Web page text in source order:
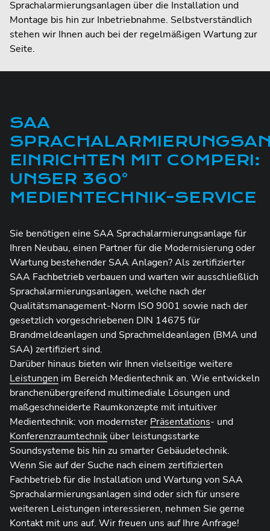
Sprachalarmierungsanlagen über die Installation und
Montage bis hin zur Inbetriebnahme. Selbstverständlich
stehen wir Ihnen auch bei der regelmäßigen Wartung zur
Seite.
SAA
EINRICHTEN MIT COMPERI:
UNSER 360°
MEDIENTECHNIK-SERVICE
Sie benötigen eine SAA Sprachalarmierungsanlage für
Ihren Neubau, einen Partner für die Modernisierung oder
Wartung bestehender SAA Anlagen? Als zertifizierter
SAA Fachbetrieb verbauen und warten wir ausschließlich
Sprachalarmierungsanlagen, welche nach der
Qualitätsmanagement-Norm ISO 9001 sowie nach der
gesetzlich vorgeschriebenen DIN 14675 für
Brandmeldeanlagen und Sprachmeldeanlagen (BMA und
SAA) zertifiziert sind.
Darüber hinaus bieten wir Ihnen vielseitige weitere
Leistungen im Bereich Medientechnik an. Wie entwickeln
branchenübergreifend multimediale Lösungen und
maßgeschneiderte Raumkonzepte mit intuitiver
Medientechnik: von modernster Präsentations- und
Konferenzraumtechnik über leistungsstarke
Soundsysteme bis hin zu smarter Gebäudetechnik.
Wenn Sie auf der Suche nach einem zertifizierten
Fachbetrieb für die Installation und Wartung von SAA
Sprachalarmierungsanlagen sind oder sich für unsere
weiteren Leistungen interessieren, nehmen Sie gerne
Kontakt mit uns auf. Wir freuen uns auf Ihre Anfrage!